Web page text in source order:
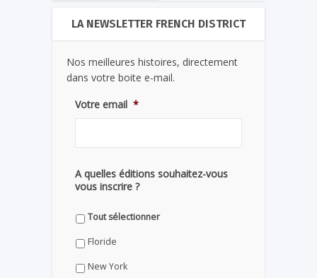
LA NEWSLETTER FRENCH DISTRICT
Nos meilleures histoires, directement
dans votre boite e-mail.
Votre email *
A quelles éditions souhaitez-vous
vous inscrire ?
Tout sélectionner
Floride
New York